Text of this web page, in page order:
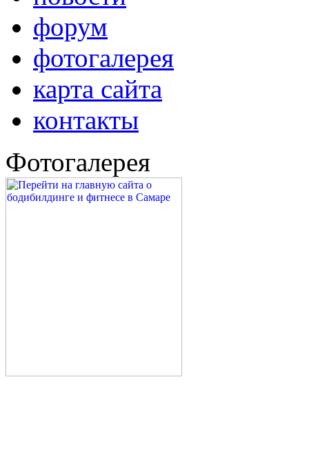
форум
фотогалерея
карта сайта
контакты
Фотогалерея